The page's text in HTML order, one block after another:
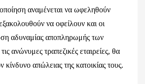
αναμένεται να ωφεληθούν
να οφείλουν και οι
αδυναμίας αποπληρωμής των
ανώνυμες τραπεζικές εταιρείες, θα
κίνδυνο απώλειας της κατοικίας τους.